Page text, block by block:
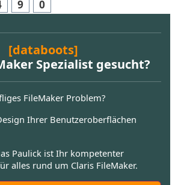
9 0
[databoots]
Spezialist gesucht?
FileMaker Problem?
Ihrer Benutzeroberflächen
Paulick ist Ihr kompetenter
alles rund um Claris FileMaker.